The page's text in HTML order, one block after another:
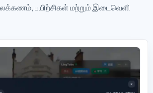
பயிற்சிகள் மற்றும் இடைவெளி